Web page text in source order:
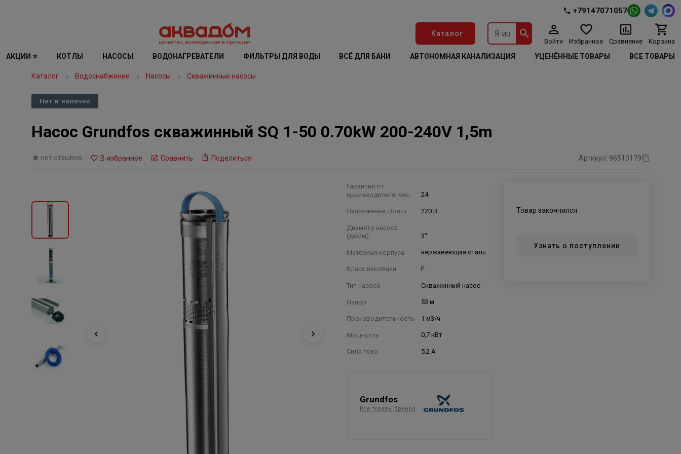
+79147071057
Каталог
Войти Избранное Сравнение Корзина
АКЦИИ ⭐ КОТЛЫ НАСОСЫ ВОДОНАГРЕВАТЕЛИ ФИЛЬТРЫ ДЛЯ ВОДЫ ВСЁ ДЛЯ БАНИ АВТОНОМНАЯ КАНАЛИЗАЦИЯ УЦЕНЁННЫЕ ТОВАРЫ ВСЕ ТОВАРЫ
Каталог Водоснабжение Насосы Скважинные насосы
Нет в наличии
Насос Grundfos скважинный SQ 1-50 0.70kW 200-240V 1,5m
нет отзывов В избранное Сравнить Поделиться Артикул: 96510179
Гарантия от
производителя, мес.
24
Напряжение, Вольт 220 В
Диаметр насоса
(дюйм)
3"
Материал корпуса нержавеющая сталь
Класс изоляции F
Тип насоса Скважинный насос
Напор 53 м
Производительность 1 м3/ч
Мощность 0,7 кВт
Сила тока 5.2 А
Grundfos
Все товары бренда
Товар закончился
Узнать о поступлении